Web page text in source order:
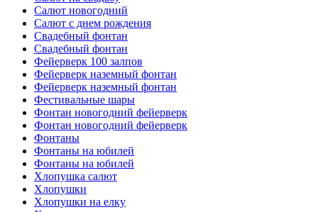
Салют новогодний
Салют с днем рождения
Свадебный фонтан
Свадебный фонтан
Фейерверк 100 залпов
Фейерверк наземный фонтан
Фейерверк наземный фонтан
Фестивальные шары
Фонтан новогодний фейерверк
Фонтан новогодний фейерверк
Фонтаны
Фонтаны на юбилей
Фонтаны на юбилей
Хлопушка салют
Хлопушки
Хлопушки на елку